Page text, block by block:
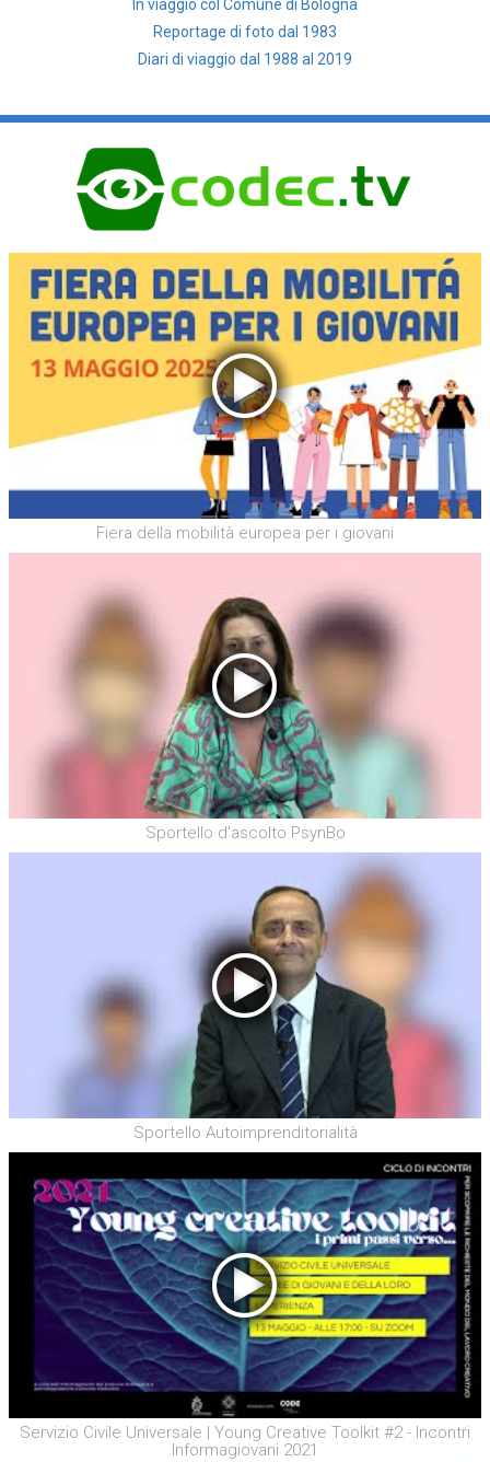
In viaggio col Comune di Bologna
Reportage di foto dal 1983
Diari di viaggio dal 1988 al 2019
Fiera della mobilità europea per i giovani
Sportello d'ascolto PsynBo
Sportello Autoimprenditorialità
Servizio Civile Universale | Young Creative Toolkit #2 - Incontri
Informagiovani 2021